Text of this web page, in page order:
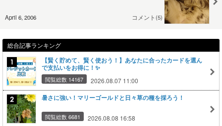
April 6, 2006 コメント(5)
総合記事ランキング
【賢く貯めて、賢く使おう！】あなたに合ったカードを選ん
で支払いをお得に！✨
閲覧総数 14167 2026.08.07 11:00
暑さに強い！マリーゴールドと日々草の種を採ろう！
閲覧総数 6681 2026.08.08 16:58